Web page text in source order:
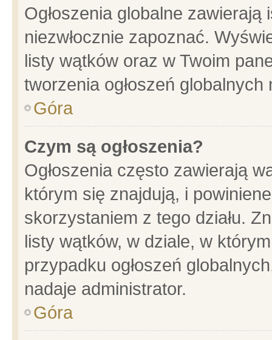
Ogłoszenia globalne
niezwłocznie zapoznać.
listy wątków oraz w Twoim
tworzenia ogłoszeń
Góra
Czym są ogłoszenia?
Ogłoszenia często zawierają
którym się znajdują, i
skorzystaniem z tego działu.
listy wątków, w dziale, w
przypadku ogłoszeń
nadaje administrator.
Góra